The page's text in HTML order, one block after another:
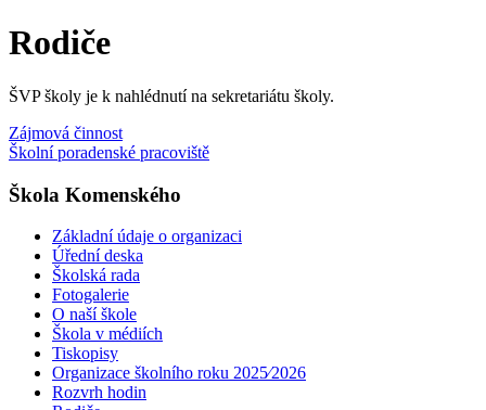
Rodiče
ŠVP školy je k nahlédnutí na sekretariátu školy.
Zájmová činnost
Školní poradenské pracoviště
Škola Komenského
Základní údaje o organizaci
Úřední deska
Školská rada
Fotogalerie
O naší škole
Škola v médiích
Tiskopisy
Organizace školního roku 2025⁄2026
Rozvrh hodin